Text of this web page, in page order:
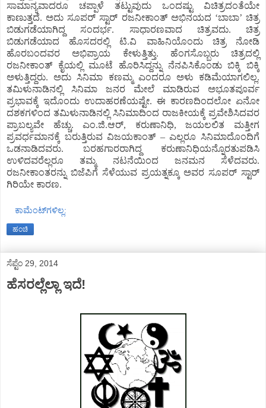
ಸಾಮಾನ್ಯವಾದರೂ ಚಪ್ಪಾಳೆ ತಟ್ಟುವುದು ಒಂದಷ್ಟು ವಿಚಿತ್ರದಂತೆಯೇ
ಕಾಣುತ್ತದೆ. ಅದು ಸೂಪರ್ ಸ್ಟಾರ್ ರಜನೀಕಾಂತ್ ಅಭಿನಯದ ‘ಬಾಬಾ’ ಚಿತ್ರ
ಬಿಡುಗಡೆಯಾಗಿದ್ದ ಸಂದರ್ಭ. ಸಾಧಾರಣವಾದ ಚಿತ್ರವದು. ಚಿತ್ರ
ಬಿಡುಗಡೆಯಾದ ಹೊಸದರಲ್ಲಿ ಟಿ.ವಿ ವಾಹಿನಿಯೊಂದು ಚಿತ್ರ ನೋಡಿ
ಹೊರಬಂದವರ ಅಭಿಪ್ರಾಯ ಕೇಳುತ್ತಿತ್ತು. ಹೆಂಗಸೊಬ್ಬರು ಚಿತ್ರದಲ್ಲಿ
ರಜನೀಕಾಂತ್ ಕೈಯಲ್ಲಿ ಮೂಟೆ ಹೊರಿಸಿದ್ದನ್ನು ನೆನಪಿಸಿಕೊಂಡು ಬಿಕ್ಕಿ ಬಿಕ್ಕಿ
ಅಳುತ್ತಿದ್ದರು. ಅದು ಸಿನಿಮಾ ಕಣಮ್ಮ ಎಂದರೂ ಅಳು ಕಡಿಮೆಯಾಗಲಿಲ್ಲ.
ತಮಿಳುನಾಡಿನಲ್ಲಿ ಸಿನಿಮಾ ಜನರ ಮೇಲೆ ಮಾಡಿರುವ ಅಭೂತಪೂರ್ವ
ಪ್ರಭಾವಕ್ಕೆ ಇದೊಂದು ಉದಾಹರಣೆಯಷ್ಟೇ. ಈ ಕಾರಣದಿಂದಲೋ ಏನೋ
ದಶಕಗಳಿಂದ ತಮಿಳುನಾಡಿನಲ್ಲಿ ಸಿನಿಮಾದಿಂದ ರಾಜಕೀಯಕ್ಕೆ ಪ್ರವೇಶಿಸಿದವರ
ಪ್ರಾಬಲ್ಯವೇ ಹೆಚ್ಚು. ಎಂ.ಜಿ.ಆರ್, ಕರುಣಾನಿಧಿ, ಜಯಲಲಿತ ಮತ್ತೀಗ
ಪ್ರವರ್ಧಮಾನಕ್ಕೆ ಬರುತ್ತಿರುವ ವಿಜಯಕಾಂತ್ – ಎಲ್ಲರೂ ಸಿನಿಮಾದೊಂದಿಗೆ
ಒಡನಾಡಿದವರು. ಬರಹಗಾರರಾಗಿದ್ದ ಕರುಣಾನಿಧಿಯನ್ನೊರತುಪಡಿಸಿ
ಉಳಿದವರೆಲ್ಲರೂ ತಮ್ಮ ನಟನೆಯಿಂದ ಜನಮನ ಸೆಳೆದವರು.
ರಜನೀಕಾಂತರನ್ನು ಬಿಜೆಪಿಗೆ ಸೆಳೆಯುವ ಪ್ರಯತ್ನಕ್ಕೂ ಅವರ ಸೂಪರ್ ಸ್ಟಾರ್
ಗಿರಿಯೇ ಕಾರಣ.
ಕಾಮೆಂಟ್‌ಗಳಿಲ್ಲ:
ಹಂಚಿ
ಸೆಪ್ಟೆಂ 29, 2014
ಹೆಸರಲ್ಲೆಲ್ಲಾ ಇದೆ!